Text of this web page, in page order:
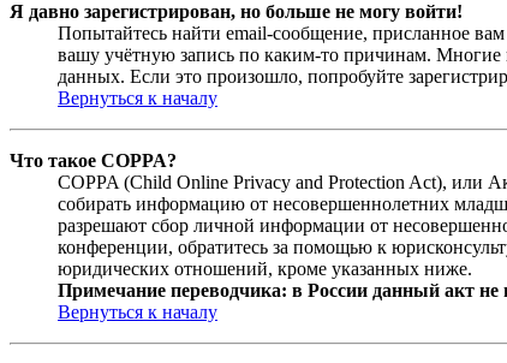
Я давно зарегистрирован, но больше не могу войти!
Попытайтесь найти email-сообщение, присланное
вашу учётную запись по каким-то причинам. Многие
данных. Если это произошло, попробуйте
Вернуться к началу
Что такое COPPA?
COPPA (Child Online Privacy and Protection Act), или
собирать информацию от несовершеннолетних
разрешают сбор личной информации от
конференции, обратитесь за помощью к
юридических отношений, кроме указанных ниже.
Примечание переводчика: в России данный акт
Вернуться к началу